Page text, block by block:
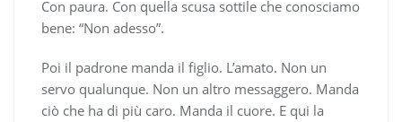
Con paura. Con quella scusa sottile che conosciamo
bene: “Non adesso”.
Poi il padrone manda il figlio. L’amato. Non un
servo qualunque. Non un altro messaggero. Manda
ciò che ha di più caro. Manda il cuore. E qui la